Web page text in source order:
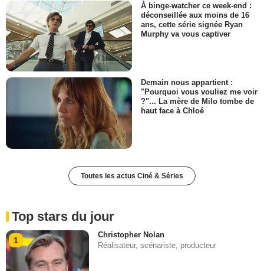
À binge-watcher ce week-end :
déconseillée aux moins de 16
ans, cette série signée Ryan
Murphy va vous captiver
Demain nous appartient :
"Pourquoi vous vouliez me voir
?"... La mère de Milo tombe de
haut face à Chloé
Toutes les actus Ciné & Séries
Top stars du jour
1
Christopher Nolan
Réalisateur, scénariste, producteur